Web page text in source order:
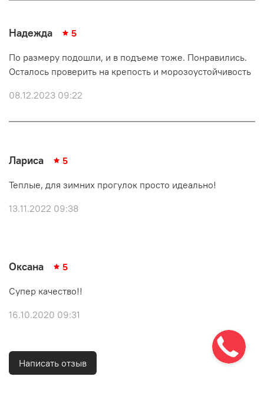
Надежда 5
По размеру подошли, и в подъеме тоже. Понравились.
Осталось проверить на крепость и морозоустойчивость
08.12.2023 09:22
Лариса 5
Теплые, для зимних прогулок просто идеально!
13.11.2022 09:38
Оксана 5
Супер качество!!
16.10.2020 09:31
Написать отзыв